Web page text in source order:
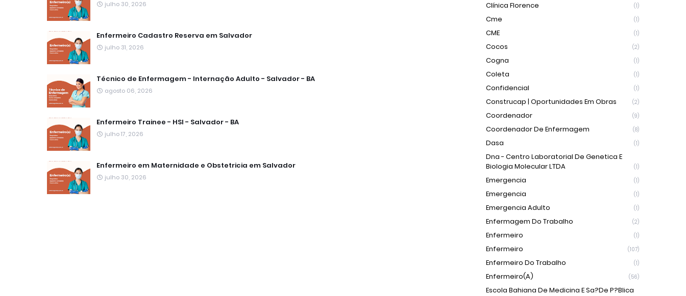
julho 30, 2026
Enfermeiro Cadastro Reserva em Salvador
julho 31, 2026
Técnico de Enfermagem - Internação Adulto - Salvador - BA
agosto 06, 2026
Enfermeiro Trainee - HSI - Salvador - BA
julho 17, 2026
Enfermeiro em Maternidade e Obstetricia em Salvador
julho 30, 2026
Clínica Florence (1)
Cme (1)
CME (1)
Cocos (2)
Cogna (1)
Coleta (1)
Confidencial (1)
Construcap | Oportunidades Em Obras (2)
Coordenador (9)
Coordenador De Enfermagem (8)
Dasa (1)
Dna - Centro Laboratorial De Genetica E
Biologia Molecular LTDA
(1)
Emergencia (1)
Emergencia (1)
Emergencia Adulto (1)
Enfermagem Do Trabalho (2)
Enfermeiro (1)
Enfermeiro (107)
Enfermeiro Do Trabalho (1)
Enfermeiro(a) (56)
Escola Bahiana De Medicina E Sa?de P?blica